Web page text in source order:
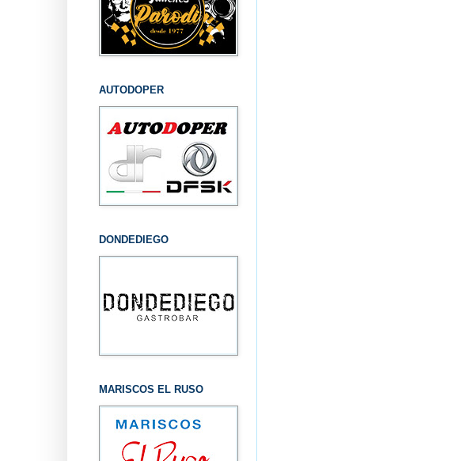
AUTODOPER
DONDEDIEGO
MARISCOS EL RUSO